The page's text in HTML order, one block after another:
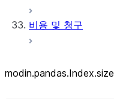
비용 및 청구
modin.pandas.Index.size